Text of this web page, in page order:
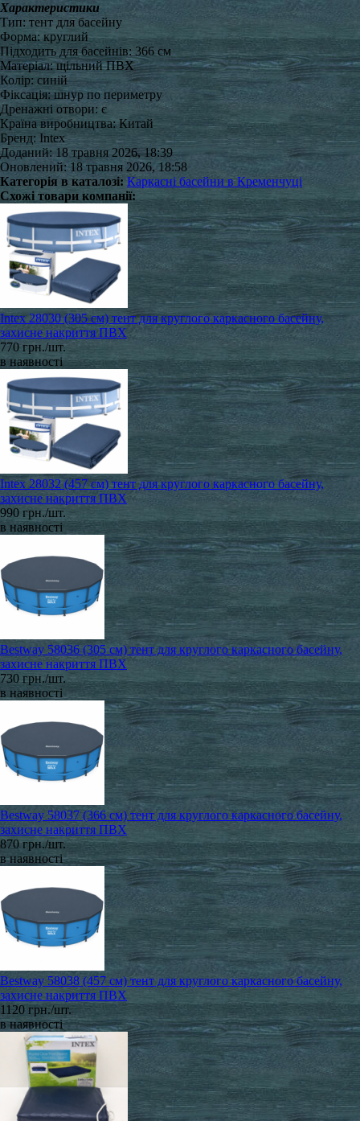
Характеристики
Тип: тент для басейну
Форма: круглий
Підходить для басейнів: 366 см
Матеріал: щільний ПВХ
Колір: синій
Фіксація: шнур по периметру
Дренажні отвори: є
Країна виробництва: Китай
Бренд: Intex
Доданий: 18 травня 2026, 18:39
Оновлений: 18 травня 2026, 18:58
Категорія в каталозі: Каркасні басейни в Кременчуці
Схожі товари компанії:
Intex 28030 (305 см) тент для круглого каркасного басейну,
захисне накриття ПВХ
770 грн./шт.
в наявності
Intex 28032 (457 см) тент для круглого каркасного басейну,
захисне накриття ПВХ
990 грн./шт.
в наявності
Bestway 58036 (305 см) тент для круглого каркасного басейну,
захисне накриття ПВХ
730 грн./шт.
в наявності
Bestway 58037 (366 см) тент для круглого каркасного басейну,
захисне накриття ПВХ
870 грн./шт.
в наявності
Bestway 58038 (457 см) тент для круглого каркасного басейну,
захисне накриття ПВХ
1120 грн./шт.
в наявності